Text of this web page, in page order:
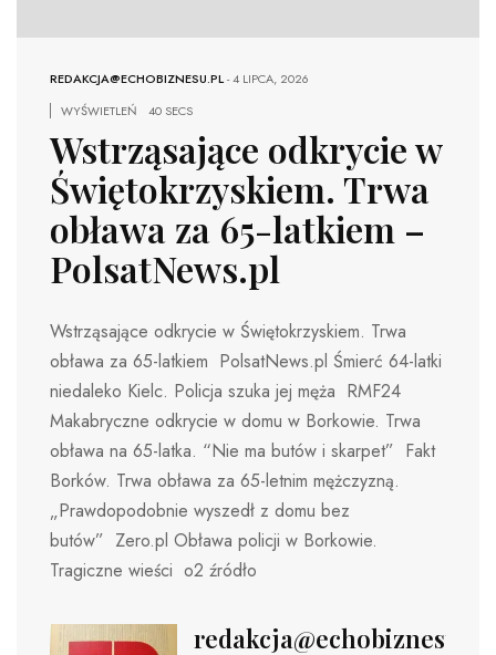
REDAKCJA@ECHOBIZNESU.PL-4 LIPCA, 2026
WYŚWIETLEŃ
40 SECS
Wstrząsające odkrycie w
Świętokrzyskiem. Trwa
obława za 65-latkiem –
PolsatNews.pl
Wstrząsające odkrycie w Świętokrzyskiem. Trwa
obława za 65-latkiem PolsatNews.pl Śmierć 64-latki
niedaleko Kielc. Policja szuka jej męża RMF24
Makabryczne odkrycie w domu w Borkowie. Trwa
obława na 65-latka. “Nie ma butów i skarpet” Fakt
Borków. Trwa obława za 65-letnim mężczyzną.
„Prawdopodobnie wyszedł z domu bez
butów” Zero.pl Obława policji w Borkowie.
Tragiczne wieści o2 źródło
redakcja@echobiznesu.pl